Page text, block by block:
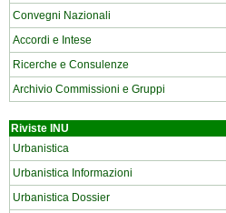
Convegni Nazionali
Accordi e Intese
Ricerche e Consulenze
Archivio Commissioni e Gruppi
Riviste INU
Urbanistica
Urbanistica Informazioni
Urbanistica Dossier